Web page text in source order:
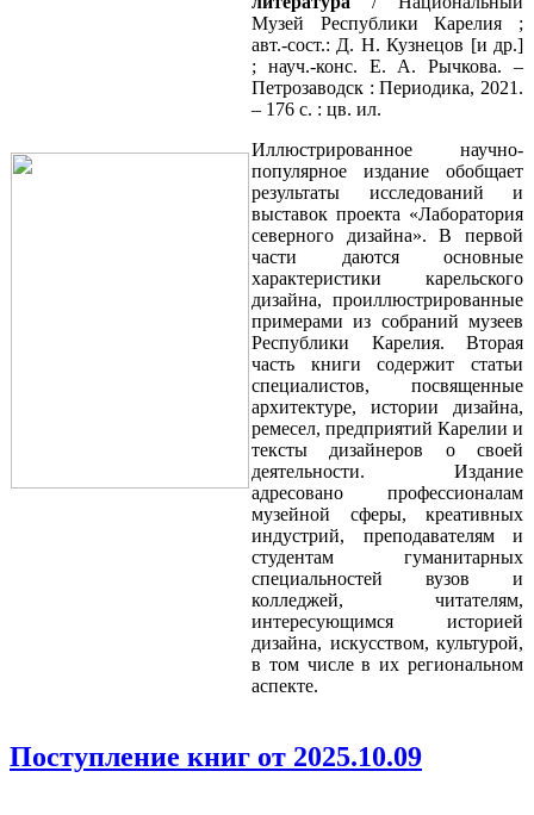
Музей Республики Карелия ;
авт.-сост.: Д. Н. Кузнецов [и др.]
; науч.-конс. Е. А. Рычкова. –
Петрозаводск : Периодика, 2021.
– 176 с. : цв. ил.
Иллюстрированное научно-
популярное издание обобщает
результаты исследований и
выставок проекта «Лаборатория
северного дизайна». В первой
части даются основные
характеристики карельского
дизайна, проиллюстрированные
примерами из собраний музеев
Республики Карелия. Вторая
часть книги содержит статьи
специалистов, посвященные
архитектуре, истории дизайна,
ремесел, предприятий Карелии и
тексты дизайнеров о своей
деятельности. Издание
адресовано профессионалам
музейной сферы, креативных
индустрий, преподавателям и
студентам гуманитарных
специальностей вузов и
колледжей, читателям,
интересующимся историей
дизайна, искусством, культурой,
в том числе в их региональном
аспекте.
Поступление книг от 2025.10.09